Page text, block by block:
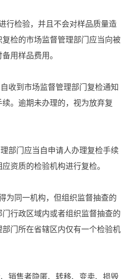
行检验，并且不会对样品质量造
检的市场监督管理部门应当向被
用样品费用。
收到市场监督管理部门复检通知
。逾期未办理的，视为放弃复
部门应当自申请人办理复检手续
资质的检验机构进行复检。
为同一机构，但组织监督抽查的
行政区域内或者组织监督抽查的
门所在省辖区内仅有一个检验机
销售者隐匿、转移、变卖、损毁